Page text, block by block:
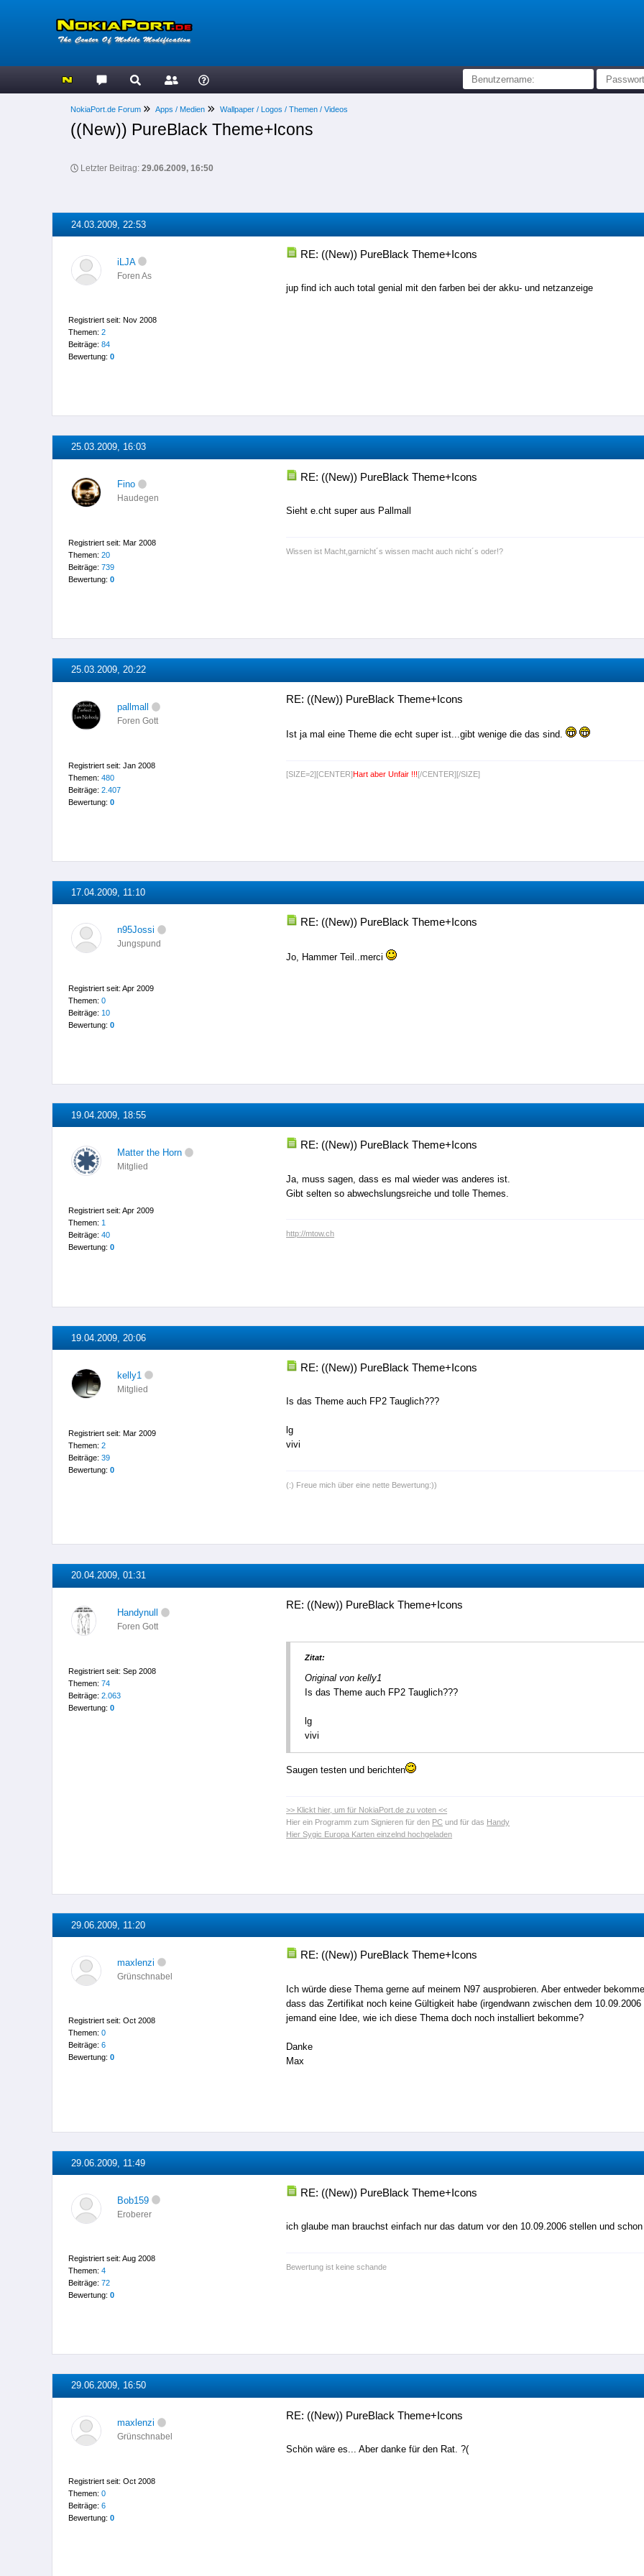
NokiaPort.de Forum Apps / Medien Wallpaper / Logos / Themen / Videos
((New)) PureBlack Theme+Icons
Letzter Beitrag:29.06.2009, 16:50
24.03.2009, 22:53
iLJA
Foren As
Registriert seit: Nov 2008
Themen: 2
Beiträge: 84
Bewertung: 0
RE: ((New)) PureBlack Theme+Icons
jup find ich auch total genial mit den farben bei der akku- und netzanzeige
25.03.2009, 16:03
Fino
Haudegen
Registriert seit: Mar 2008
Themen: 20
Beiträge: 739
Bewertung: 0
RE: ((New)) PureBlack Theme+Icons
Sieht e.cht super aus Pallmall
Wissen ist Macht,garnicht´s wissen macht auch nicht´s oder!?
25.03.2009, 20:22
pallmall
Foren Gott
Registriert seit: Jan 2008
Themen: 480
Beiträge: 2.407
Bewertung: 0
RE: ((New)) PureBlack Theme+Icons
Ist ja mal eine Theme die echt super ist...gibt wenige die das sind.
[SIZE=2][CENTER] Hart aber Unfair !!! [/CENTER][/SIZE]
17.04.2009, 11:10
n95Jossi
Jungspund
Registriert seit: Apr 2009
Themen: 0
Beiträge: 10
Bewertung: 0
RE: ((New)) PureBlack Theme+Icons
Jo, Hammer Teil..merci
19.04.2009, 18:55
Matter the Horn
Mitglied
Registriert seit: Apr 2009
Themen: 1
Beiträge: 40
Bewertung: 0
RE: ((New)) PureBlack Theme+Icons
Ja, muss sagen, dass es mal wieder was anderes ist.
Gibt selten so abwechslungsreiche und tolle Themes.
http://mtow.ch
19.04.2009, 20:06
kelly1
Mitglied
Registriert seit: Mar 2009
Themen: 2
Beiträge: 39
Bewertung: 0
RE: ((New)) PureBlack Theme+Icons
Is das Theme auch FP2 Tauglich???
lg
vivi
(:) Freue mich über eine nette Bewertung:))
20.04.2009, 01:31
Handynull
Foren Gott
Registriert seit: Sep 2008
Themen: 74
Beiträge: 2.063
Bewertung: 0
RE: ((New)) PureBlack Theme+Icons
Zitat:
Original von kelly1
Is das Theme auch FP2 Tauglich???
lg
vivi
Saugen testen und berichten
>> Klickt hier, um für NokiaPort.de zu voten <<
Hier ein Programm zum Signieren für den PC und für das Handy
Hier Sygic Europa Karten einzelnd hochgeladen
29.06.2009, 11:20
maxlenzi
Grünschnabel
Registriert seit: Oct 2008
Themen: 0
Beiträge: 6
Bewertung: 0
RE: ((New)) PureBlack Theme+Icons
Ich würde diese Thema gerne auf meinem N97 ausprobieren. Aber entweder
dass das Zertifikat noch keine Gültigkeit habe (irgendwann zwischen dem
jemand eine Idee, wie ich diese Thema doch noch installiert bekomme?
Danke
Max
29.06.2009, 11:49
Bob159
Eroberer
Registriert seit: Aug 2008
Themen: 4
Beiträge: 72
Bewertung: 0
RE: ((New)) PureBlack Theme+Icons
ich glaube man brauchst einfach nur das datum vor den 10.09.2006 stellen und
Bewertung ist keine schande
29.06.2009, 16:50
maxlenzi
Grünschnabel
Registriert seit: Oct 2008
Themen: 0
Beiträge: 6
Bewertung: 0
RE: ((New)) PureBlack Theme+Icons
Schön wäre es... Aber danke für den Rat. ?(